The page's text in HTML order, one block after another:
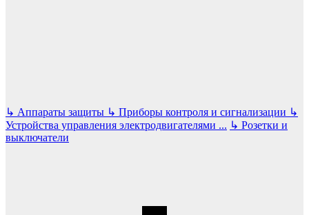
↳ Аппараты защиты ↳ Приборы контроля и сигнализации ↳
Устройства управления электродвигателями ... ↳ Розетки и
выключатели